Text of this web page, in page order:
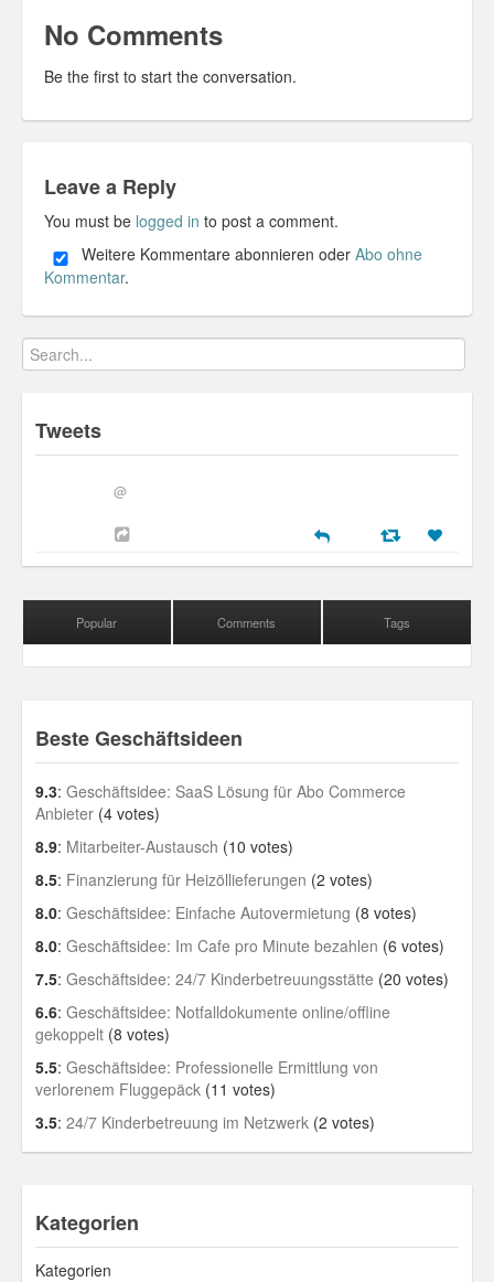
No Comments
Be the first to start the conversation.
Leave a Reply
You must be logged in to post a comment.
Weitere Kommentare abonnieren oder Abo ohne
Kommentar.
Tweets
@
Popular Comments Tags
Beste Geschäftsideen
9.3: Geschäftsidee: SaaS Lösung für Abo Commerce
Anbieter (4 votes)
8.9: Mitarbeiter-Austausch (10 votes)
8.5: Finanzierung für Heizöllieferungen (2 votes)
8.0: Geschäftsidee: Einfache Autovermietung (8 votes)
8.0: Geschäftsidee: Im Cafe pro Minute bezahlen (6 votes)
7.5: Geschäftsidee: 24/7 Kinderbetreuungsstätte (20 votes)
6.6: Geschäftsidee: Notfalldokumente online/offline
gekoppelt (8 votes)
5.5: Geschäftsidee: Professionelle Ermittlung von
verlorenem Fluggepäck (11 votes)
3.5: 24/7 Kinderbetreuung im Netzwerk (2 votes)
Kategorien
Kategorien